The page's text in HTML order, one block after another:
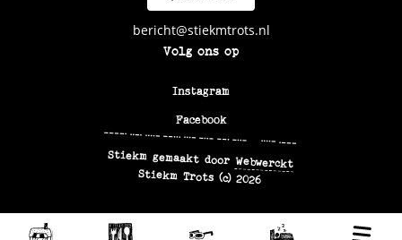
bericht@stiekmtrots.nl
Volg ons op
Instagram
Facebook
9F47VXGX+4J
Stiekm gemaakt doorWebwerckt
Stiekm Trots (c) 2026